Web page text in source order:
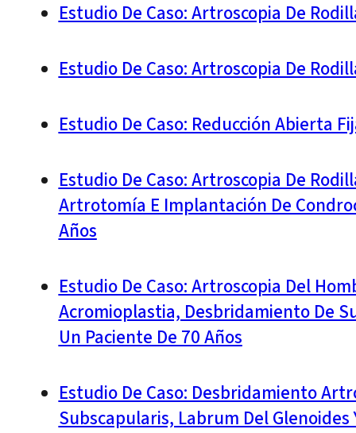
Estudio De Caso: Artroscopia De
Estudio De Caso: Artroscopia De
Estudio De Caso: Reducción Abierta
Estudio De Caso: Artroscopia De
Artrotomía E Implantación De
Años
Estudio De Caso: Artroscopia Del
Acromioplastia, Desbridamiento De
Un Paciente De 70 Años
Estudio De Caso: Desbridamiento
Subscapularis, Labrum Del